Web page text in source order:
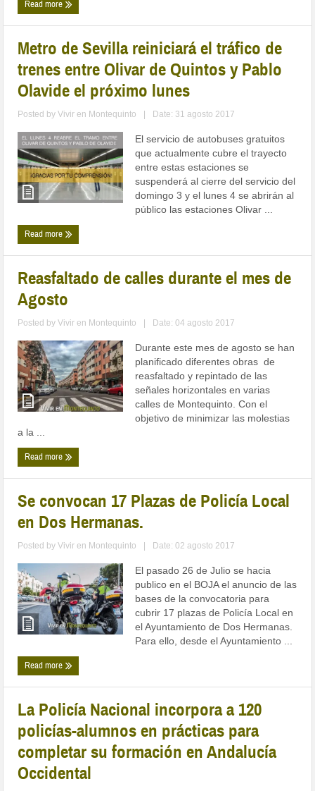
Read more
Metro de Sevilla reiniciará el tráfico de
trenes entre Olivar de Quintos y Pablo
Olavide el próximo lunes
Posted byVivir en Montequinto Date: 31 agosto 2017
El servicio de autobuses gratuitos
que actualmente cubre el trayecto
entre estas estaciones se
suspenderá al cierre del servicio del
domingo 3 y el lunes 4 se abrirán al
público las estaciones Olivar ...
Read more
Reasfaltado de calles durante el mes de
Agosto
Posted byVivir en Montequinto Date: 04 agosto 2017
Durante este mes de agosto se han
planificado diferentes obras de
reasfaltado y repintado de las
señales horizontales en varias
calles de Montequinto. Con el
objetivo de minimizar las molestias
a la ...
Read more
Se convocan 17 Plazas de Policía Local
en Dos Hermanas.
Posted byVivir en Montequinto Date: 02 agosto 2017
El pasado 26 de Julio se hacia
publico en el BOJA el anuncio de las
bases de la convocatoria para
cubrir 17 plazas de Policía Local en
el Ayuntamiento de Dos Hermanas.
Para ello, desde el Ayuntamiento ...
Read more
La Policía Nacional incorpora a 120
policías-alumnos en prácticas para
completar su formación en Andalucía
Occidental